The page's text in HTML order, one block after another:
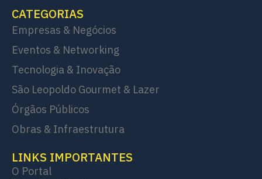
CATEGORIAS
Empresas & Negócios
Eventos & Networking
Tecnologia & Inovação
São Leopoldo Gourmet & Lazer
Órgãos Públicos
Obras & Infraestrutura
LINKS IMPORTANTES
O Portal